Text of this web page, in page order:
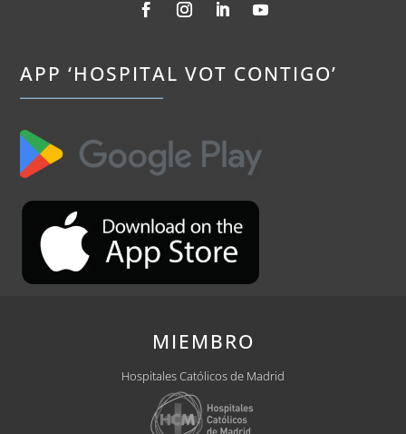
APP ‘HOSPITAL VOT CONTIGO’
MIEMBRO
Hospitales Católicos de Madrid